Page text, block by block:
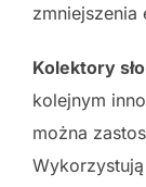
zmniejszenia
Kolektory
kolejnym
można